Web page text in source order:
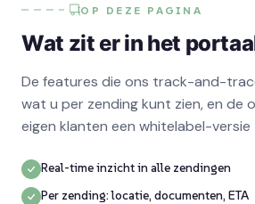
OP DEZE PAGINA
Wat zit er in het
De features die ons track-and-
wat u per zending kunt zien, en de
eigen klanten een whitelabel-versie
Real-time inzicht in alle zendingen
Per zending: locatie, documenten, ETA